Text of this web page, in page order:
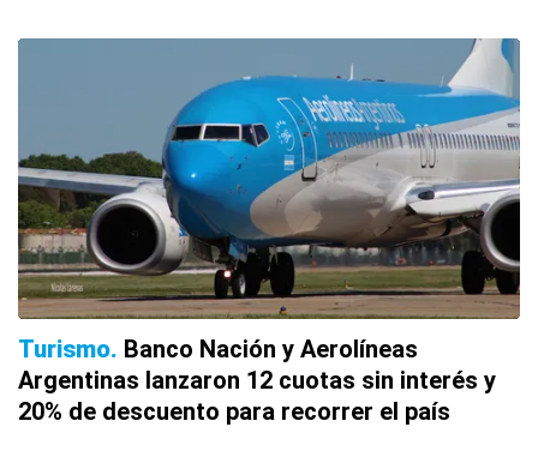
Turismo Banco Nación y Aerolíneas
Argentinas lanzaron 12 cuotas sin interés y
20% de descuento para recorrer el país